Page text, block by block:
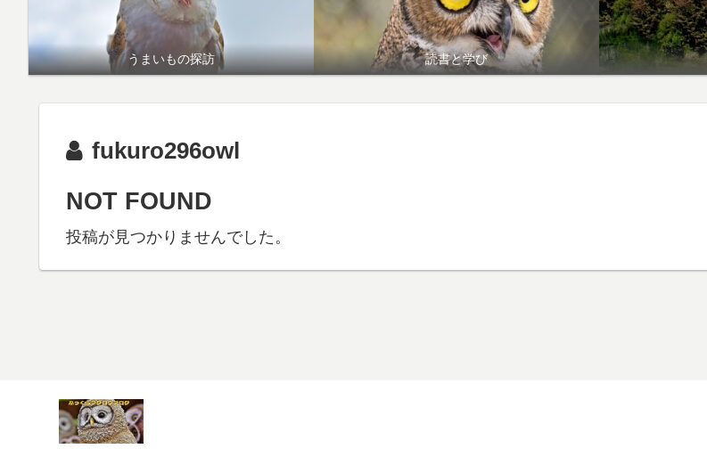
うまいもの探訪 読書と学び
fukuro296owl
NOT FOUND
投稿が見つかりませんでした。